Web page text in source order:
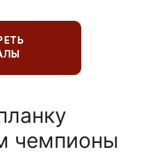
чемпионы